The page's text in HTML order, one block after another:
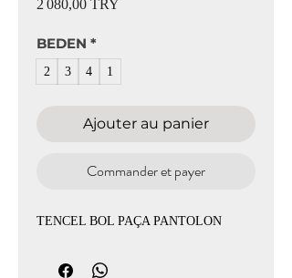
2 080,00 TRY
BEDEN *
2 3 4 1
Ajouter au panier
Commander et payer
TENCEL BOL PAÇA PANTOLON